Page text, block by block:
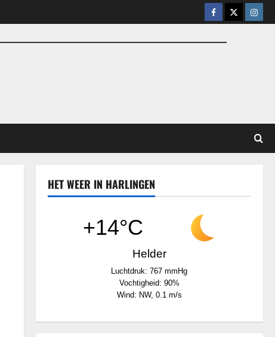
Facebook
X
HET WEER IN HARLINGEN
+14°C
Helder
Luchtdruk: 767 mmHg
Vochtigheid: 90%
Wind: NW, 0.1 m/s